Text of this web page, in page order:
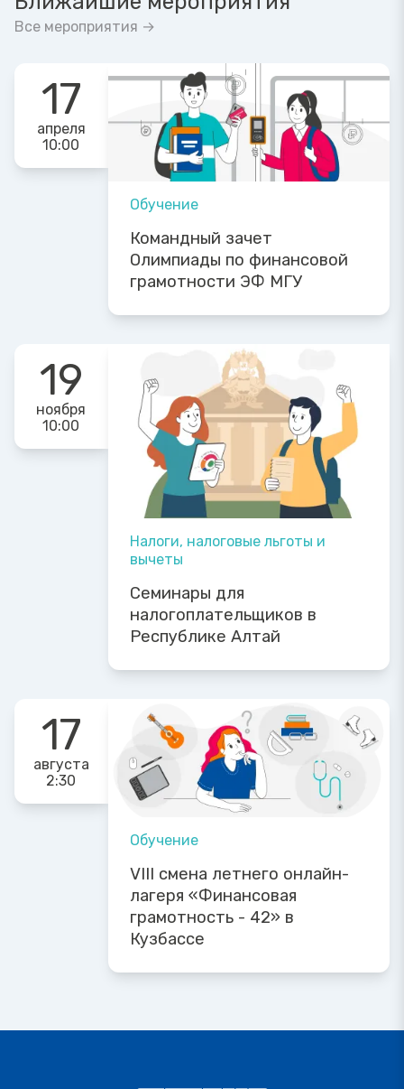
Все мероприятия →
17
апреля
10:00
Обучение
Командный зачет
Олимпиады по финансовой
грамотности ЭФ МГУ
19
ноября
10:00
Налоги, налоговые льготы и
вычеты
Семинары для
налогоплательщиков в
Республике Алтай
17
августа
2:30
Обучение
VIII смена летнего онлайн-
лагеря «Финансовая
грамотность - 42» в
Кузбассе